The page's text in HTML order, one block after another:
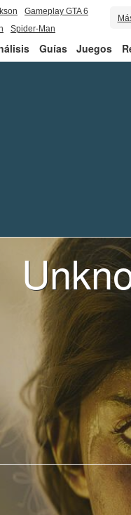
Gameplay GTA 6
Spider-Man
Guías Juegos